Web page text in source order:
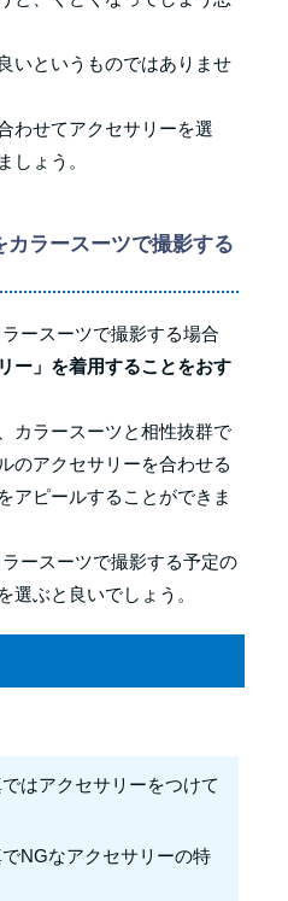
いというものではありませ
わせてアクセサリーを選
しょう。
カラースーツで撮影する
ースーツで撮影する場合
ー」を着用することをおす
カラースーツと相性抜群で
のアクセサリーを合わせる
アピールすることができま
ースーツで撮影する予定の
選ぶと良いでしょう。
はアクセサリーをつけて
NGなアクセサリーの特